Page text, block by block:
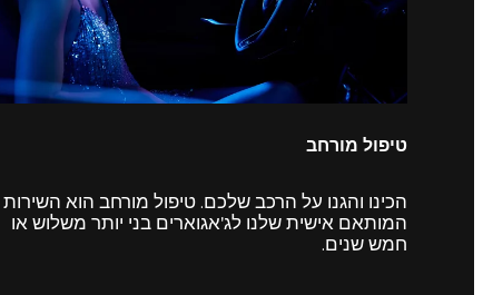
טיפול מורחב
הכינו והגנו על הרכב שלכם. טיפול מורחב הוא השירות
המותאם אישית שלנו לג'אגוארים בני יותר משלוש או
חמש שנים.